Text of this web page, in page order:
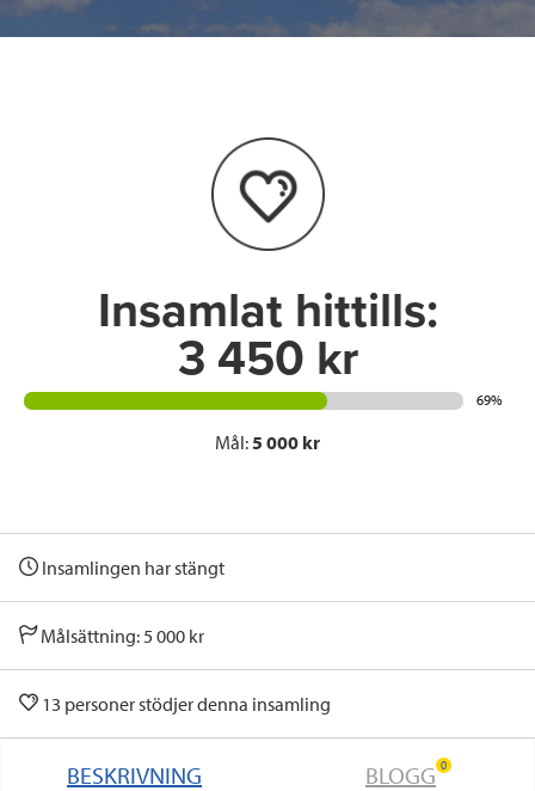
e
I
n
Insamlat hittills:
3 450 kr
69%
Mål:5 000 kr
Insamlingen har stängt
Målsättning: 5 000 kr
13 personer stödjer denna insamling
BESKRIVNING BLOGG 0